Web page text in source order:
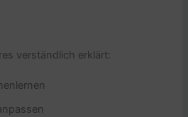
verständlich erklärt: